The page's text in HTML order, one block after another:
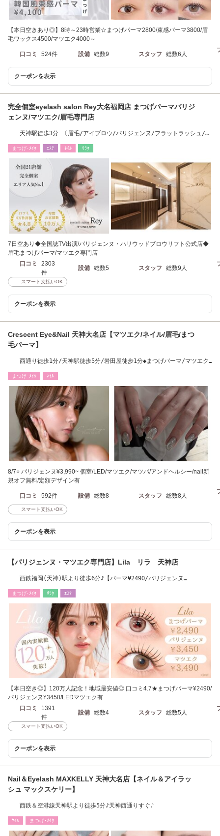
【本日空きあり◎】8時～23時営業☆まつげパーマ2800/束感パーマ3800/眉
毛ワックス4500/マツエク4000～
口コミ 524件 設備 総数9 スタッフ 総数6人
クーポンを表示
完全個室eyelash salon Rey大名福岡店 まつげパーマパリジ
ェンヌ/マツエク/眉毛専門店
天神駅徒歩3分 〔眉毛/アイブロウ/パリジェンヌ/フラットラッシュ/ハ
まつげ･ﾒｲｸ ｴｽﾃ ﾈｲﾙ ﾘﾗｸ
7日空あり◆全国誌TV出演/パリジェンヌ・ハリウッドブロウリフト公式店◆
眉毛まつげパーマ/マツエク専門店
口コミ
2303
件
設備 総数5 スタッフ 総数9人
スマート支払いOK
クーポンを表示
Crescent Eye&Nail 天神大名店【マツエク/ネイル/眉毛/まつ
毛パーマ】
西通り徒歩1分/天神駅徒歩5分/岩田屋徒歩1分◆まつげパーマ/マツエク/
まつげ･ﾒｲｸ ﾈｲﾙ
8/7○ パリジェンヌ¥3,990~ 個室/LED/マツエク/マツパ/アンドヘルシー/nail新
規オフ無料/定額デザイン有
口コミ 592件 設備 総数8 スタッフ 総数8人
スマート支払いOK
クーポンを表示
【パリジェンヌ・マツエク専門店】Lila リラ 天神店
西鉄福岡(天神)駅より徒歩6分♪【パーマ¥2490/パリジェンヌ
まつげ･ﾒｲｸ ﾘﾗｸ ｴｽﾃ
【本日空き◎】120万人記念！地域最安値◎ 口コミ4.7★まつげパーマ¥2490/
パリジェンヌ¥3450/LEDマツエク有
口コミ
1391
件
設備 総数4 スタッフ 総数5人
スマート支払いOK
クーポンを表示
Nail＆Eyelash MAXKELLY 天神大名店【ネイル＆アイラッ
シュ マックスケリー】
西鉄＆空港線天神駅より徒歩5分♪天神西通りすぐ♪
ﾈｲﾙ まつげ･ﾒｲｸ